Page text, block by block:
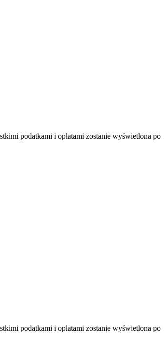
podatkami i opłatami zostanie wyświetlona po
podatkami i opłatami zostanie wyświetlona po